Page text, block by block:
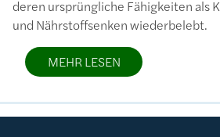
deren ursprüngliche Fähigkeiten als
und Nährstoffsenken wiederbelebt.
MEHR LESEN